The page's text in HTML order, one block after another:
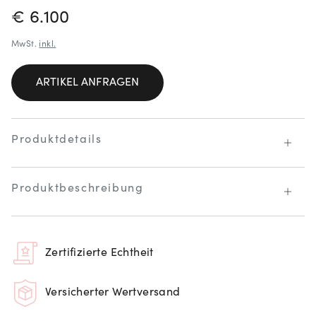
PREISINFORMATIONEN
€ 6.100
MwSt. inkl.
ARTIKEL ANFRAGEN
Produktdetails
Produktbeschreibung
Zertifizierte Echtheit
Versicherter Wertversand